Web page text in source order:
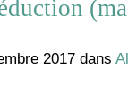
2017 dans